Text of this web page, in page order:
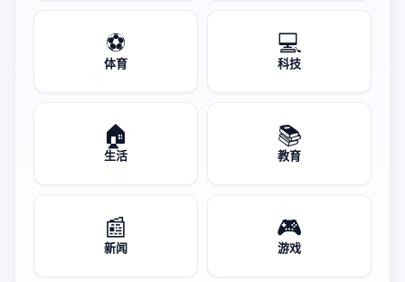
⚽
体育
💻
科技
🏠
生活
📚
教育
📰
新闻
🎮
游戏